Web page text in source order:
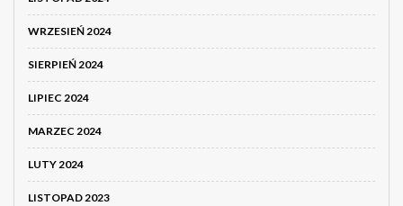
WRZESIEŃ 2024
SIERPIEŃ 2024
LIPIEC 2024
MARZEC 2024
LUTY 2024
LISTOPAD 2023